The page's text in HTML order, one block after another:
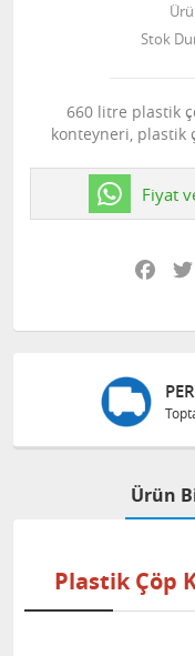
Stok
660 litre plastik
konteyneri, plastik
Fiyat
PERAKENDE
Toptan
Ürün
Plastik Çöp